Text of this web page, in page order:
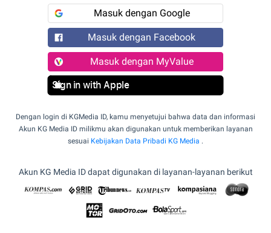
Masuk dengan Google
Masuk dengan Facebook
Masuk dengan MyValue
Sign in with Apple
Dengan login di KGMedia ID, kamu menyetujui bahwa data dan informasi
Akun KG Media ID milikmu akan digunakan untuk memberikan layanan
sesuai Kebijakan Data Pribadi KG Media .
Akun KG Media ID dapat digunakan di layanan-layanan berikut